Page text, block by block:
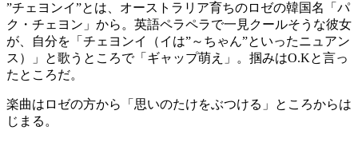
”チェヨンイ”とは、オーストラリア育ちのロゼの韓国名「パ
ク・チェヨン」から。英語ペラペラで一見クールそうな彼女
が、自分を「チェヨンイ（イは”～ちゃん”といったニュアン
ス）」と歌うところで「ギャップ萌え」。掴みはO.Kと言っ
たところだ。
楽曲はロゼの方から「思いのたけをぶつける」ところからは
じまる。